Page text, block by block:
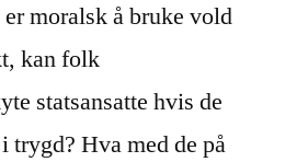
moralsk å bruke vold
kan folk
statsansatte hvis de
trygd? Hva med de på